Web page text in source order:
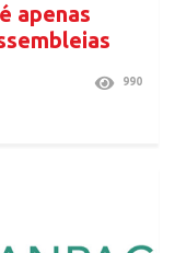
apenas
990